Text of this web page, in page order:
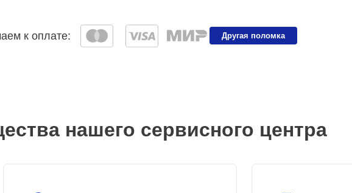
к оплате: Другая поломка
нашего сервисного центра